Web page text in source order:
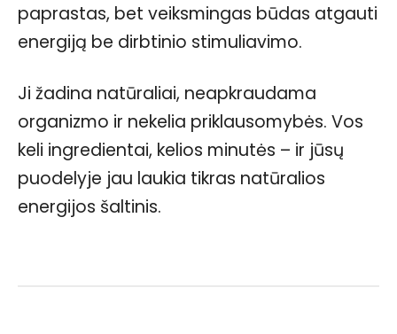
paprastas, bet veiksmingas būdas atgauti
energiją be dirbtinio stimuliavimo.
Ji žadina natūraliai, neapkraudama
organizmo ir nekelia priklausomybės. Vos
keli ingredientai, kelios minutės – ir jūsų
puodelyje jau laukia tikras natūralios
energijos šaltinis.